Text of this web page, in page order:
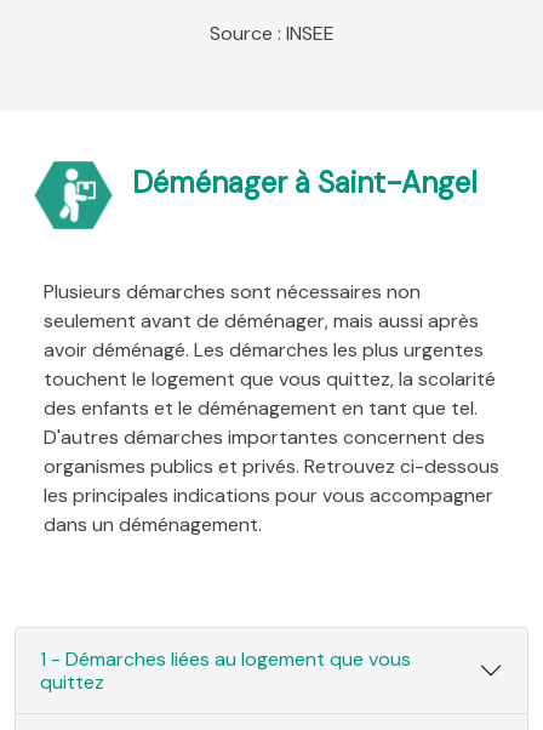
Source : INSEE
Déménager à Saint-Angel
Plusieurs démarches sont nécessaires non
seulement avant de déménager, mais aussi après
avoir déménagé. Les démarches les plus urgentes
touchent le logement que vous quittez, la scolarité
des enfants et le déménagement en tant que tel.
D'autres démarches importantes concernent des
organismes publics et privés. Retrouvez ci-dessous
les principales indications pour vous accompagner
dans un déménagement.
1 - Démarches liées au logement que vous
quittez